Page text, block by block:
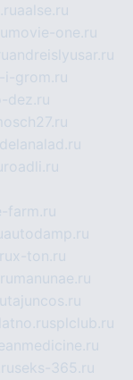
aalse.ru
movie-one.ru
andreislyusar.ru
i-grom.ru
dez.ru
delanalad.ru
roadli.ru
farm.ru
autodamp.ru
x-ton.ru
manunae.ru
tajuncos.ru
splclub.ru
seks-365.ru